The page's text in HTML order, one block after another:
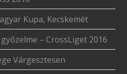
Kupa, Kecskemét
– CrossLiget 2016
Várgesztesen